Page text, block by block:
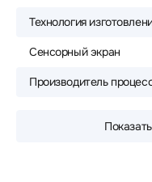
Технология
Сенсорный экран
Производитель